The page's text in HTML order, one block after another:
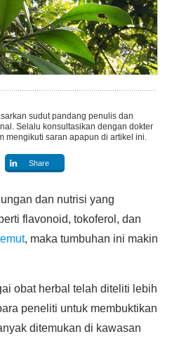
sudut pandang penulis dan
Selalu konsultasikan dengan dokter
mengikuti saran apapun di artikel ini.
Share
dan nutrisi yang
flavonoid, tokoferol, dan
, maka tumbuhan ini makin
obat herbal telah diteliti lebih
peneliti untuk membuktikan
ditemukan di kawasan